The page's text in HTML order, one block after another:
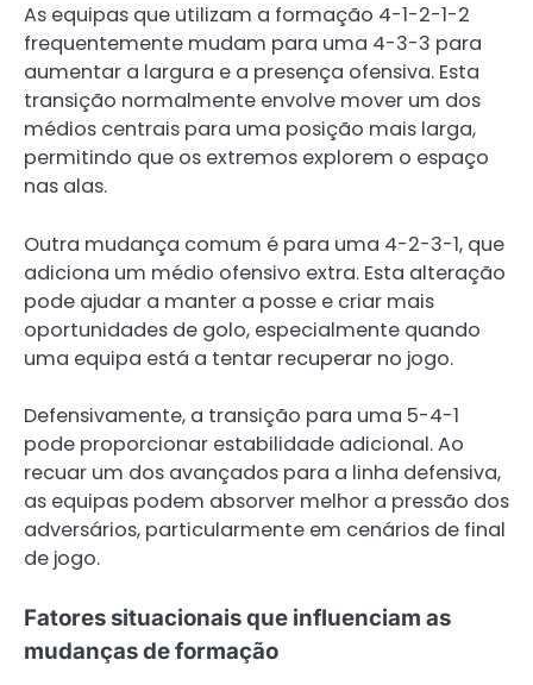
As equipas que utilizam a formação 4-1-2-1-2
frequentemente mudam para uma 4-3-3 para
aumentar a largura e a presença ofensiva. Esta
transição normalmente envolve mover um dos
médios centrais para uma posição mais larga,
permitindo que os extremos explorem o espaço
nas alas.
Outra mudança comum é para uma 4-2-3-1, que
adiciona um médio ofensivo extra. Esta alteração
pode ajudar a manter a posse e criar mais
oportunidades de golo, especialmente quando
uma equipa está a tentar recuperar no jogo.
Defensivamente, a transição para uma 5-4-1
pode proporcionar estabilidade adicional. Ao
recuar um dos avançados para a linha defensiva,
as equipas podem absorver melhor a pressão dos
adversários, particularmente em cenários de final
de jogo.
Fatores situacionais que influenciam as
mudanças de formação